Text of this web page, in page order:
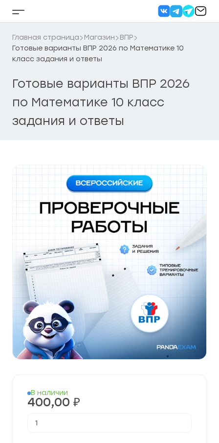
Кнопка
бокового
меню
Главная страница Магазин
ВПР
Готовые варианты ВПР 2026 по Математике 10
класс задания и ответы
Готовые варианты ВПР 2026
по Математике 10 класс
задания и ответы
В наличии
400,00 ₽
товара